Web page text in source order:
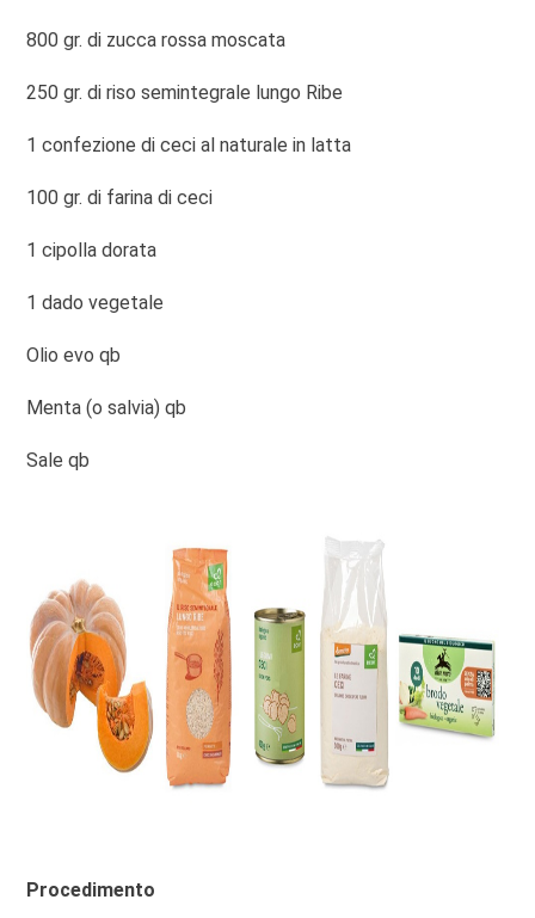
800 gr. di zucca rossa moscata
250 gr. di riso semintegrale lungo Ribe
1 confezione di ceci al naturale in latta
100 gr. di farina di ceci
1 cipolla dorata
1 dado vegetale
Olio evo qb
Menta (o salvia) qb
Sale qb
Procedimento